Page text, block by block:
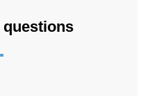
questions